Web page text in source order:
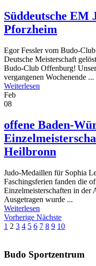
Süddeutsche EM
Pforzheim
Egor Fessler vom Budo-
Deutsche Meisterschaft
Budo-Club Offenburg!
vergangenen Wochenende ...
Weiterlesen
Feb
08
offene Baden-
Heilbronn
Judo-Medaillen für Sophia
Faschingsferien fanden die
Einzelmeisterschaften in der
Ausgetragen wurde ...
Weiterlesen
Vorherige Nächste
1 2 3 4 5 6 7 8 9 10
Budo Sportzentrum